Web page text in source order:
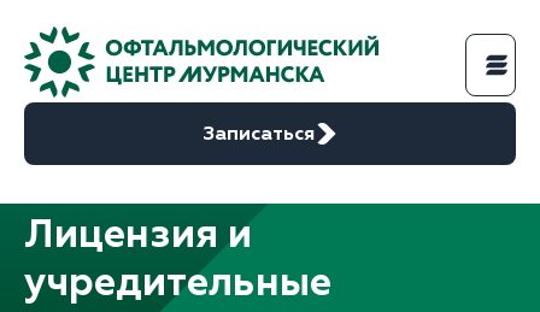
Записаться
Услуги
Цены
Лицензия и
учредительные